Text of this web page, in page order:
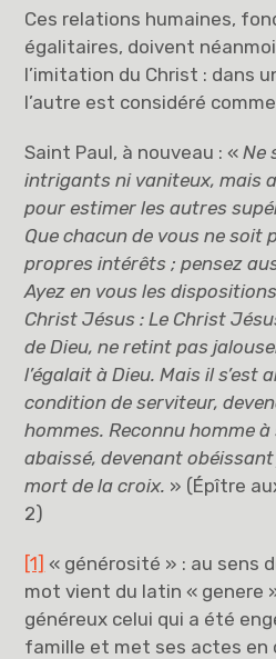
Ces relations humaines,
égalitaires, doivent
l’imitation du Christ : dans
l’autre est considéré
Saint Paul, à nouveau : «Ne
intrigants ni vaniteux, mais
pour estimer les autres
Que chacun de vous ne soit
propres intérêts ; pensez
Ayez en vous les
Christ Jésus : Le Christ
de Dieu, ne retint pas
l’égalait à Dieu. Mais il s’est
condition de serviteur,
hommes. Reconnu homme à
abaissé, devenant
mort de la croix. » (Épître
2)
[1] « générosité » : au sens
mot vient du latin « genere
généreux celui qui a été
famille et met ses actes en